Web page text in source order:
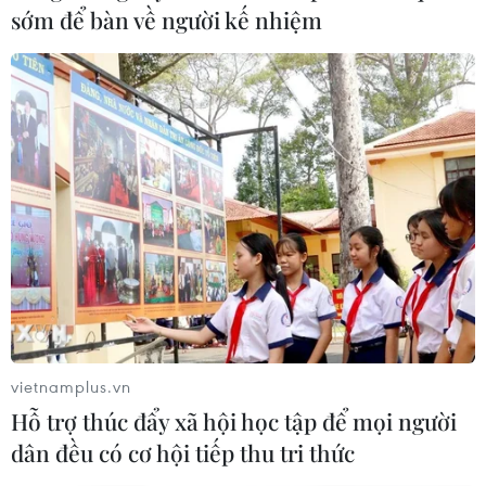
03/08/2026 09:46
Động đất mạnh làm rung chuyển
nhiều khu vực tại Ai Cập
03/08/2026 03:11
90 người thiệt mạng trong khủng
hoảng di cư tại Ceuta
02/08/2026 23:08
Giao tranh tại Sudan leo thang, hàng
chục dân thường thương vong
sớm để bàn về người kế nhiệm
vietnamplus.vn
Hỗ trợ thúc đẩy xã hội học tập để mọi người
dân đều có cơ hội tiếp thu tri thức